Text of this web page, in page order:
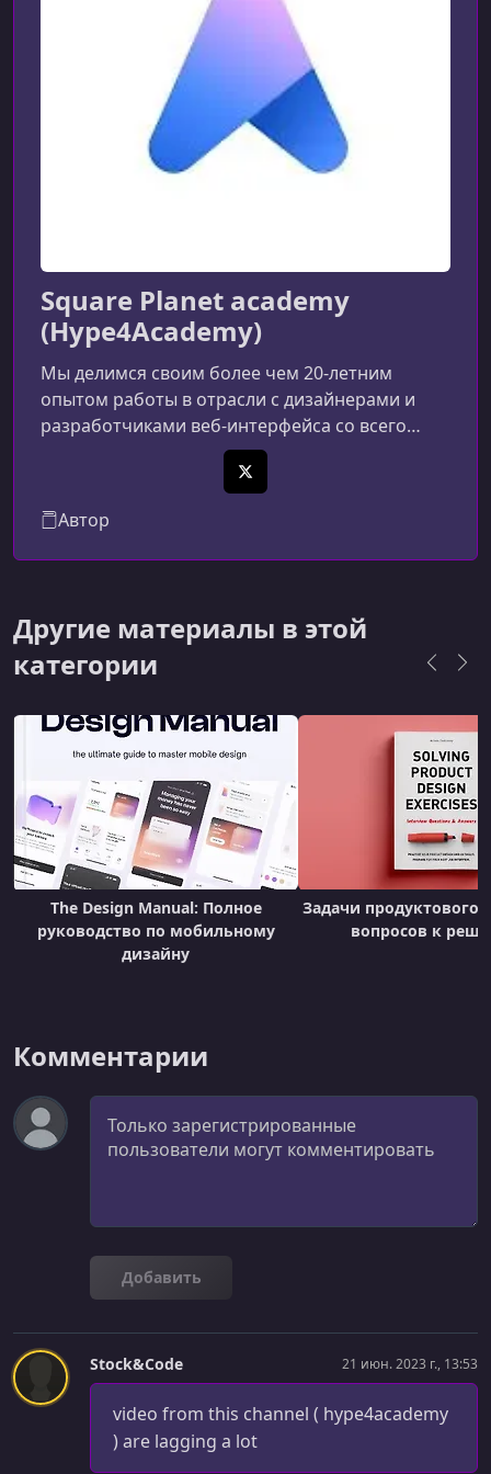
Components - Figma
Square Planet academy
(Hype4Academy)
Мы делимся своим более чем 20-летним
опытом работы в отрасли с дизайнерами и
разработчиками веб-интерфейса со всего
X (Twitter)
Автор
Другие материалы в этой
категории
The Design Manual: Полное
руководство по мобильному
дизайну
Задачи продуктового
вопросов к
Комментарии
Комментарий
Добавить
Stock&Code 21 июн. 2023 г., 13:53
video from this channel ( hype4academy
) are lagging a lot